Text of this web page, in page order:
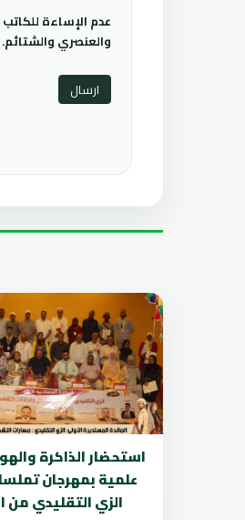
عدم الإساءة
والعنصري والشتائم.
استحضار الذاكرة
علمية بمهرجان
الزي التقليدي من